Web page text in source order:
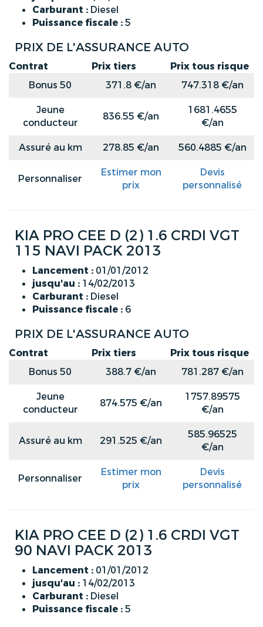
Carburant : Diesel
Puissance fiscale :5
PRIX DE L'ASSURANCE AUTO
Contrat Prix tiers
Prix tous risque
Bonus 50
371.8 €/an
747.318 €/an
Jeune
conducteur
836.55 €/an
1681.4655
€/an
Assuré au km
278.85 €/an 560.4885 €/an
Personnaliser
Estimer mon
prix
Devis
personnalisé
KIA PRO CEE D (2) 1.6 CRDI VGT
115 NAVI PACK 2013
Lancement : 01/01/2012
jusqu'au : 14/02/2013
Carburant : Diesel
Puissance fiscale : 6
PRIX DE L'ASSURANCE AUTO
Contrat Prix tiers
Prix tous risque
Bonus 50
388.7 €/an
781.287 €/an
Jeune
conducteur
874.575 €/an
1757.89575
€/an
Assuré au km 291.525 €/an
585.96525
€/an
Personnaliser
Estimer mon
prix
Devis
personnalisé
KIA PRO CEE D (2) 1.6 CRDI VGT
90 NAVI PACK 2013
Lancement : 01/01/2012
jusqu'au : 14/02/2013
Carburant : Diesel
Puissance fiscale :5